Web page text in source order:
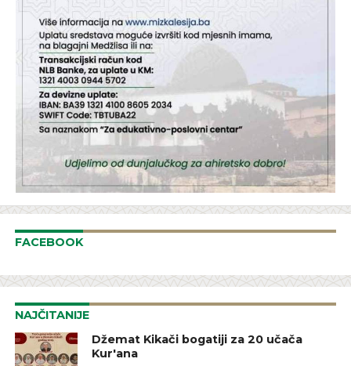
FACEBOOK
NAJČITANIJE
Džemat Kikači bogatiji za 20 učača
Kur'ana